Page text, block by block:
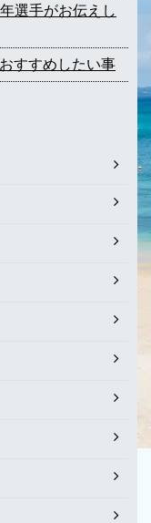
選手がお伝えし
すすめしたい事